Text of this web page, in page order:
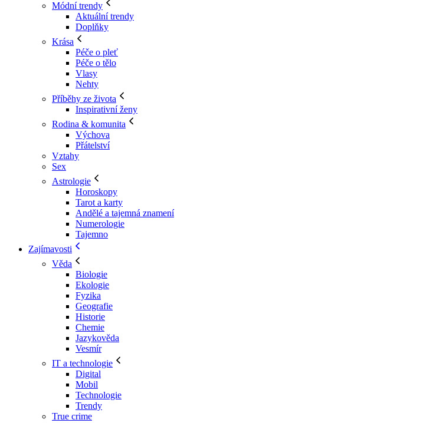
Módní trendy
Aktuální trendy
Doplňky
Krása
Péče o pleť
Péče o tělo
Vlasy
Nehty
Příběhy ze života
Inspirativní ženy
Rodina & komunita
Výchova
Přátelství
Vztahy
Sex
Astrologie
Horoskopy
Tarot a karty
Andělé a tajemná znamení
Numerologie
Tajemno
Zajímavosti
Věda
Biologie
Ekologie
Fyzika
Geografie
Historie
Chemie
Jazykověda
Vesmír
IT a technologie
Digital
Mobil
Technologie
Trendy
True crime